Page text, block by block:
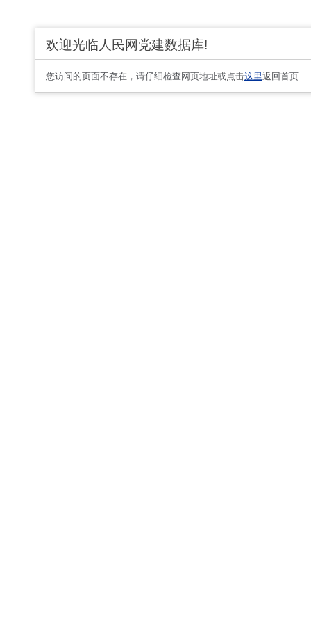
欢迎光临人民网党建数据库!
您访问的页面不存在，请仔细检查网页地址或点击这里返回首页.